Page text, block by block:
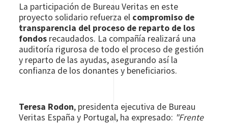
La participación de Bureau Veritas en este
proyecto solidario refuerza el compromiso de
transparencia del proceso de reparto de los
fondos recaudados. La compañía realizará una
auditoría rigurosa de todo el proceso de gestión
y reparto de las ayudas, asegurando así la
confianza de los donantes y beneficiarios.
Teresa Rodon, presidenta ejecutiva de Bureau
Veritas España y Portugal, ha expresado: "Frente